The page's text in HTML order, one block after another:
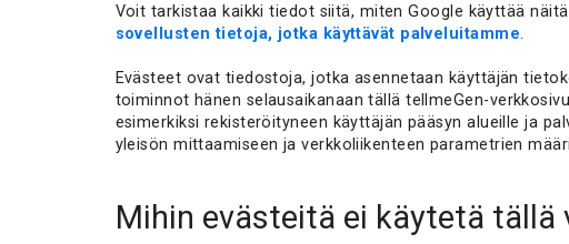
Voit tarkistaa kaikki tiedot siitä, miten Google käyttää
sovellusten tietoja, jotka käyttävät palveluitamme.
Evästeet ovat tiedostoja, jotka asennetaan käyttäjän
toiminnot hänen selausaikanaan tällä tellmeGen-
esimerkiksi rekisteröityneen käyttäjän pääsyn alueille ja
yleisön mittaamiseen ja verkkoliikenteen parametrien
Mihin evästeitä ei käytetä tällä